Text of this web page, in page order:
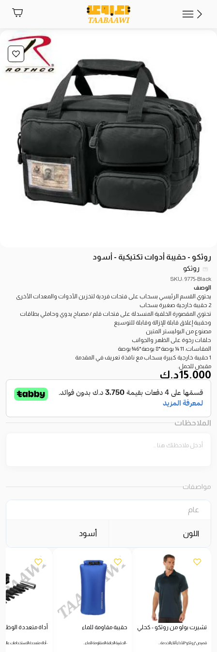
روثكو - حقيبة أدوات تكتيكية - أسود
روثكو
SKU: 9775-Black
الوصف
يحتوي القسم الرئيسي بسحاب على فتحات فردية لتخزين الأدوات والمعدات الأخرى
2 حقيبة خارجية صغيرة بسحاب
تحتوي المقصورة الخلفية المنسدلة على فتحات قلم / مصباح يدوي وحاملي بطاقات
وحقيبة إغلاق قابلة للإزالة وقابلة للتوسيع
مصنوع من البوليستر المتين
حلقات رخوة على الظهر والجوانب
المقاسات: 11 ¼ بوصة*8 بوصة*6¾ بوصة
1 حقيبة خارجية كبيرة بسحاب مع نافذة تعريف في المقدمة
مقبض للحمل.
15.000د.ك
الملاحظات
مواصفات
عام
اللون أسود
تشيرت بولو من روثكو - كحلي
قميص "روثكو" للأداء أثناء الخدمة…
حقيبة مقاومة للماء
- الحقيبة الجافة المقاومة للماء…
أداة متعددة
- أداة متعددة الاستخدامات عالية…